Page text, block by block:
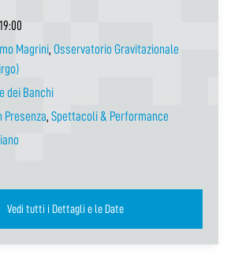
Magrini, Osservatorio Gravitazionale
dei Banchi
Presenza, Spettacoli & Performance
Vedi tutti i Dettagli e le Date